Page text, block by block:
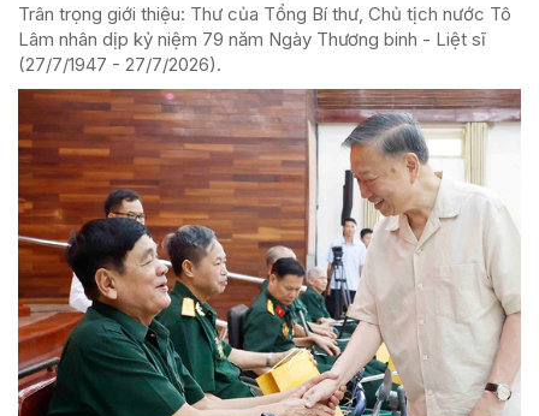
Trân trọng giới thiệu: Thư của Tổng Bí thư, Chủ tịch nước Tô
Lâm nhân dịp kỷ niệm 79 năm Ngày Thương binh - Liệt sĩ
(27/7/1947 - 27/7/2026).